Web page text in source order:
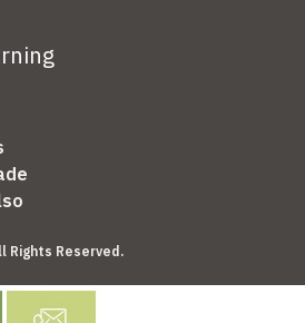
Rights Reserved.